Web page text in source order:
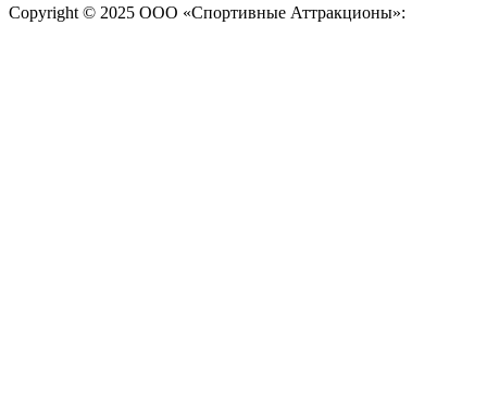
Copyright © 2025 ООО «Спортивные Аттракционы»: